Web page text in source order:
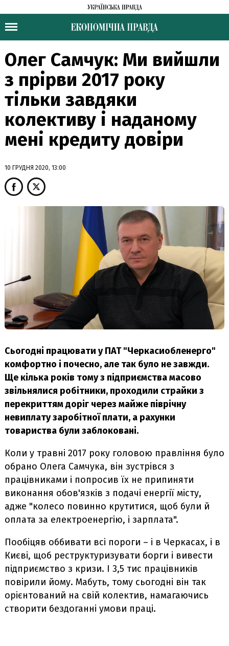
Олег Самчук: Ми вийшли
з прірви 2017 року
тільки завдяки
колективу і наданому
мені кредиту довіри
10 ГРУДНЯ 2020, 13:00
Сьогодні працювати у ПАТ "Черкасиобленерго"
комфортно і почесно, але так було не завжди.
Ще кілька років тому з підприємства масово
звільнялися робітники, проходили страйки з
перекриттям доріг через майже піврічну
невиплату заробітної плати, а рахунки
товариства були заблоковані.
Коли у травні 2017 року головою правління було
обрано Олега Самчука, він зустрівся з
працівниками і попросив їх не припиняти
виконання обов'язків з подачі енергії місту,
адже "колесо повинно крутитися, щоб були й
оплата за електроенергію, і зарплата".
Пообіцяв оббивати всі пороги – і в Черкасах, і в
Києві, щоб реструктуризувати борги і вивести
підприємство з кризи. І 3,5 тис працівників
повірили йому. Мабуть, тому сьогодні він так
орієнтований на свій колектив, намагаючись
створити бездоганні умови праці.